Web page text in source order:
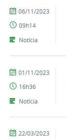
por
publicado
06/11/2023
09h14
Notícia
por
publicado
01/11/2023
16h36
Notícia
por
publicado
22/03/2023